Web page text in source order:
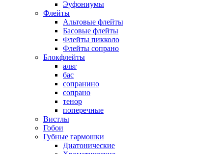
Эуфониумы
Флейты
Альтовые флейты
Басовые флейты
Флейты пикколо
Флейты сопрано
Блокфлейты
альт
бас
сопранино
сопрано
тенор
поперечные
Вистлы
Гобои
Губные гармошки
Диатонические